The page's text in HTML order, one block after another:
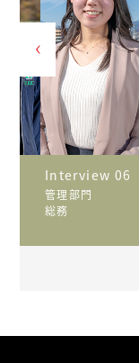
Interview 06
管理部門
総務